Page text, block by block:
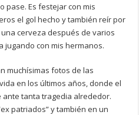
pase. Es festejar con mis
el gol hecho y también reír por
cerveza después de varios
jugando con mis hermanos.
muchísimas fotos de las
en los últimos años, donde el
tanta tragedia alrededor.
patriados” y también en un